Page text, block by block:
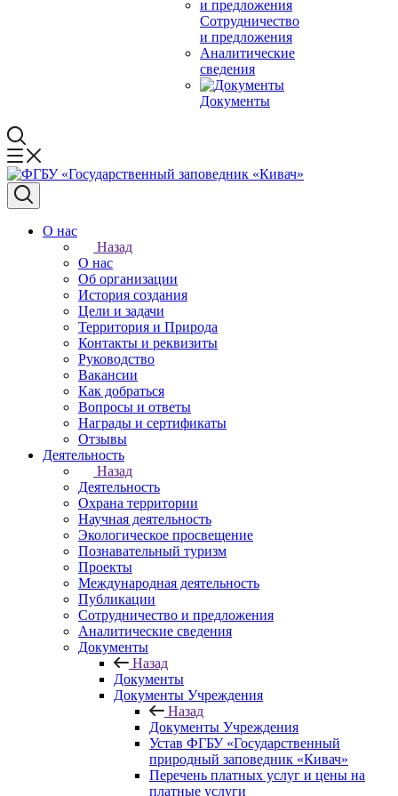
Сотрудничество
и предложения
Аналитические
сведения
Документы
О нас
Назад
О нас
Об организации
История создания
Цели и задачи
Территория и Природа
Контакты и реквизиты
Руководство
Вакансии
Как добраться
Вопросы и ответы
Награды и сертификаты
Отзывы
Деятельность
Назад
Деятельность
Охрана территории
Научная деятельность
Экологическое просвещение
Познавательный туризм
Проекты
Международная деятельность
Публикации
Сотрудничество и предложения
Аналитические сведения
Документы
Назад
Документы
Документы Учреждения
Назад
Документы Учреждения
Устав ФГБУ «Государственный
природный заповедник «Кивач»
Перечень платных услуг и цены на
платные услуги